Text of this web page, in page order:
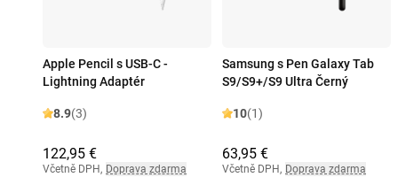
Apple Pencil s USB-C -
Lightning Adaptér
8.9(3)
122,95 €
Včetně DPH, Doprava zdarma
Samsung s Pen Galaxy Tab
S9/S9+/S9 Ultra Černý
10(1)
63,95 €
Včetně DPH, Doprava zdarma